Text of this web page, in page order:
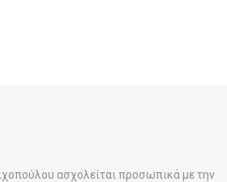
ασχολείται προσωπικά με την